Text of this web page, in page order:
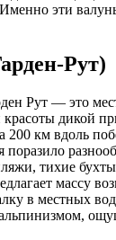
эти
Рут)
Рут — это
красоты дикой
200 км вдоль
тихие
массу
в местных